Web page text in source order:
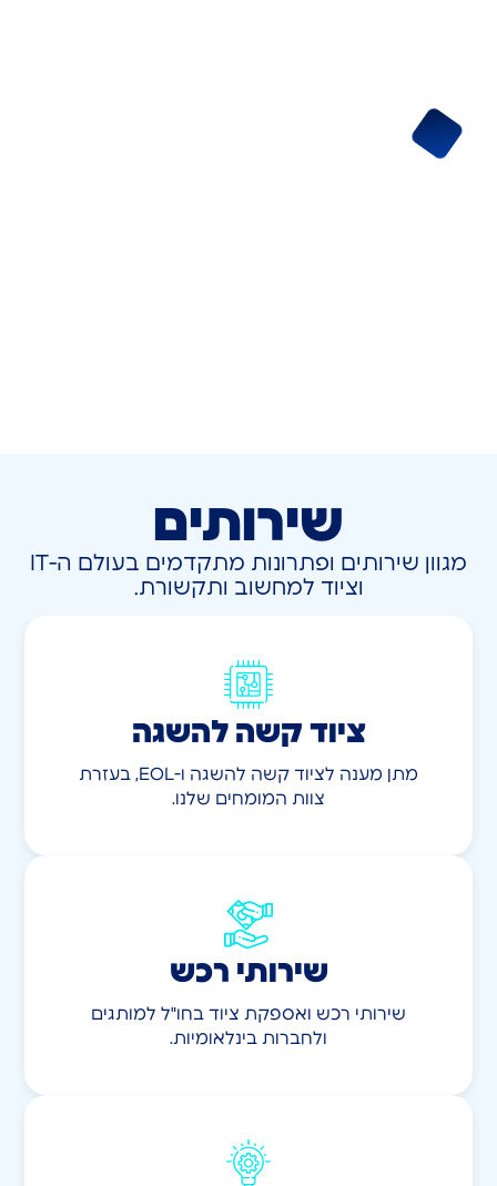
שירותים
מגוון שירותים ופתרונות מתקדמים בעולם ה-IT
וציוד למחשוב ותקשורת.
ציוד קשה להשגה
מתן מענה לציוד קשה להשגה ו-EOL, בעזרת
צוות המומחים שלנו.
שירותי רכש
שירותי רכש ואספקת ציוד בחו"ל למותגים
ולחברות בינלאומיות.